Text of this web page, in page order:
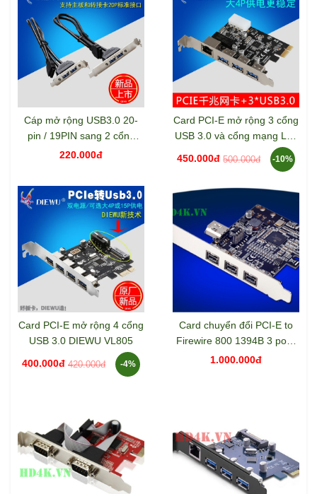
Cáp mở rộng USB3.0 20-
pin / 19PIN sang 2 cổng
USB3.0 DIEWU
220.000đ
Card PCI-E mở rộng 3 cổng
USB 3.0 và cổng mạng Lan
1000Mbs DIEWU DW8111E
450.000đ 500.000đ -10%
Card PCI-E mở rộng 4 cổng
USB 3.0 DIEWU VL805
400.000đ 420.000đ -4%
Card chuyển đổi PCI-E to
Firewire 800 1394B 3 port,
1394A 1 port Syba
1.000.000đ